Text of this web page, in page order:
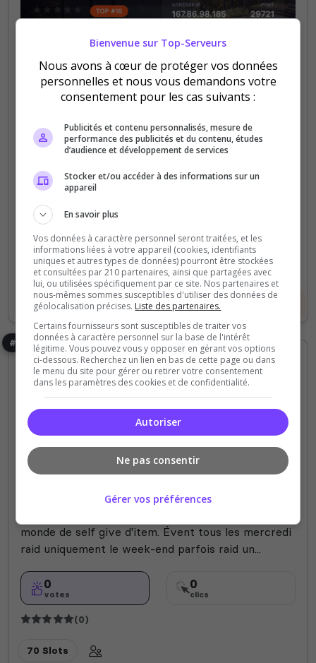
The Last Of Mad Max
Ici, alliances, commerce et domination
s'entremêlent dans un univers sans pitié. FR/EN
CONSOLE ⚔️50 joueurs – ☠️PvP/PvE – Raids
autorisés avec règles strictes 🛡️Admins 100%...
0
50 Slots
Voir le serveur Voter
#6
Fun PVE PVP
Fr L'anarchie deadside
Serveur Fr nous sommes 3 administrateurs pas de
monde de self give d'item. Évent tous les mercredi
raid uniquement le week-end parfois raid un...
0
votes
0
clics
(0)
70 Slots
Bienvenue sur Top-Serveurs
Nous avons à cœur de protéger vos données
personnelles et nous vous demandons votre
consentement pour les cas suivants :
Publicités et contenu personnalisés, mesure de
performance des publicités et du contenu, études
d’audience et développement de services
Stocker et/ou accéder à des informations sur un
appareil
En savoir plus
Vos données à caractère personnel seront traitées, et les
informations liées à votre appareil (cookies, identifiants
uniques et autres types de données) pourront être stockées
et consultées par 210 partenaires, ainsi que partagées avec
lui, ou utilisées spécifiquement par ce site. Nos partenaires et
nous-mêmes sommes susceptibles d'utiliser des données de
géolocalisation précises. Liste des partenaires.
Certains fournisseurs sont susceptibles de traiter vos
données à caractère personnel sur la base de l'intérêt
légitime. Vous pouvez vous y opposer en gérant vos options
ci-dessous. Recherchez un lien en bas de cette page ou dans
le menu du site pour gérer ou retirer votre consentement
dans les paramètres des cookies et de confidentialité.
Autoriser
Ne pas consentir
Gérer vos préférences